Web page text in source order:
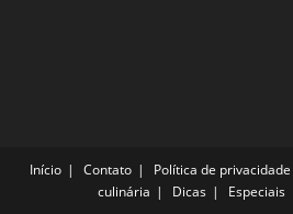
Início Contato Política de privacidade
culinária
Dicas Especiais